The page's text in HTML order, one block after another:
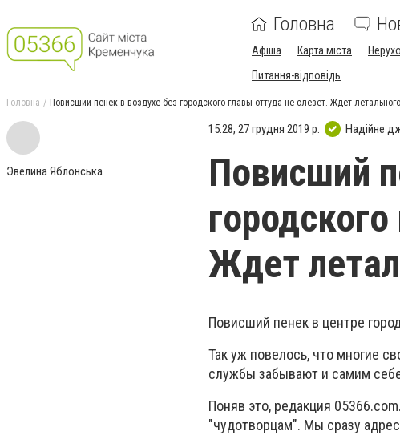
Головна
Афіша Карта міста
Питання-відповідь
Головна Повисший пенек в воздухе без городского главы оттуда не слезет. Ждет
Эвелина Яблонська
15:28, 27 грудня 2019 р. Надійне
Повисший
Ждет
Повисший пенек в центре
Так уж повелось, что многие
службы забывают и самим
Поняв это, редакция
"чудотворцам". Мы сразу